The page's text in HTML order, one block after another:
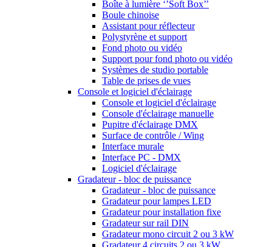
Boîte à lumière ‘’Soft Box’’
Boule chinoise
Assistant pour réflecteur
Polystyrène et support
Fond photo ou vidéo
Support pour fond photo ou vidéo
Systèmes de studio portable
Table de prises de vues
Console et logiciel d'éclairage
Console et logiciel d'éclairage
Console d'éclairage manuelle
Pupitre d'éclairage DMX
Surface de contrôle / Wing
Interface murale
Interface PC - DMX
Logiciel d'éclairage
Gradateur - bloc de puissance
Gradateur - bloc de puissance
Gradateur pour lampes LED
Gradateur pour installation fixe
Gradateur sur rail DIN
Gradateur mono circuit 2 ou 3 kW
Gradateur 4 circuits 2 ou 3 kW